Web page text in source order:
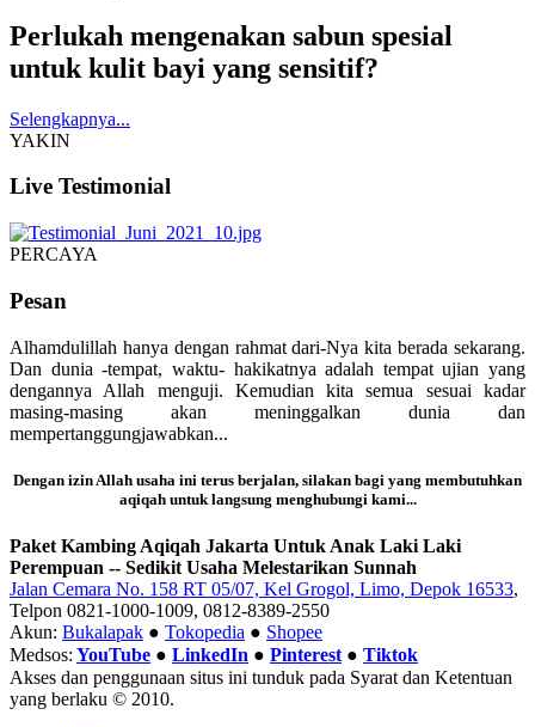
Perlukah mengenakan sabun spesial
untuk kulit bayi yang sensitif?
Selengkapnya...
YAKIN
Live Testimonial
PERCAYA
Pesan
Alhamdulillah hanya dengan rahmat dari-Nya kita berada sekarang.
Dan dunia -tempat, waktu- hakikatnya adalah tempat ujian yang
dengannya Allah menguji. Kemudian kita semua sesuai kadar
masing-masing akan meninggalkan dunia dan
mempertanggungjawabkan...
Dengan izin Allah usaha ini terus berjalan, silakan bagi yang membutuhkan
aqiqah untuk langsung menghubungi kami...
Paket Kambing Aqiqah Jakarta Untuk Anak Laki Laki
Perempuan -- Sedikit Usaha Melestarikan Sunnah
Jalan Cemara No. 158 RT 05/07, Kel Grogol, Limo, Depok 16533,
Telpon 0821-1000-1009, 0812-8389-2550
Akun: Bukalapak ● Tokopedia ● Shopee
Medsos: YouTube ● LinkedIn ● Pinterest ● Tiktok
Akses dan penggunaan situs ini tunduk pada Syarat dan Ketentuan
yang berlaku © 2010.